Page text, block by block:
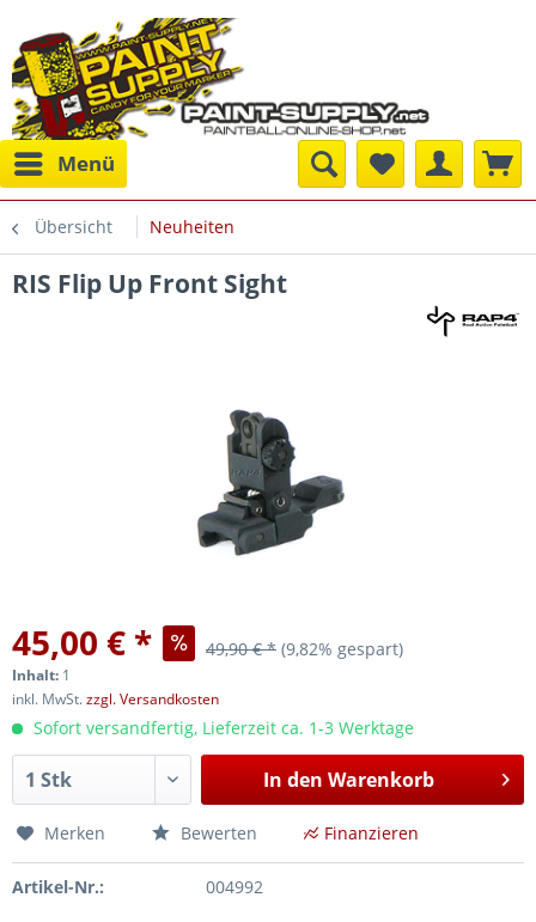
Menü
Übersicht Neuheiten
RIS Flip Up Front Sight
45,00 € * 49,90 € * (9,82% gespart)
Inhalt: 1
inkl. MwSt.zzgl. Versandkosten
Sofort versandfertig, Lieferzeit ca. 1-3 Werktage
In den Warenkorb
Merken Bewerten Finanzieren
Artikel-Nr.: 004992